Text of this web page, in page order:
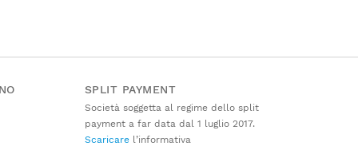
SPLIT PAYMENT
Società soggetta al regime dello split
payment a far data dal 1 luglio 2017.
Scaricarel’informativa